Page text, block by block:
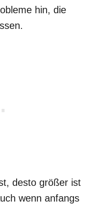
hin, die
desto größer ist
wenn anfangs